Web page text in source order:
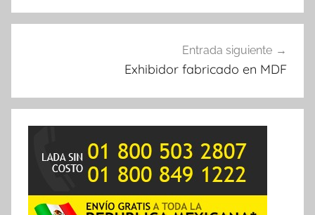
Entrada siguiente
Exhibidor fabricado en MDF